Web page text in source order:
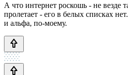
А что интернет роскошь - не везде
пролетает - его в белых списках
и альфа, по-моему.